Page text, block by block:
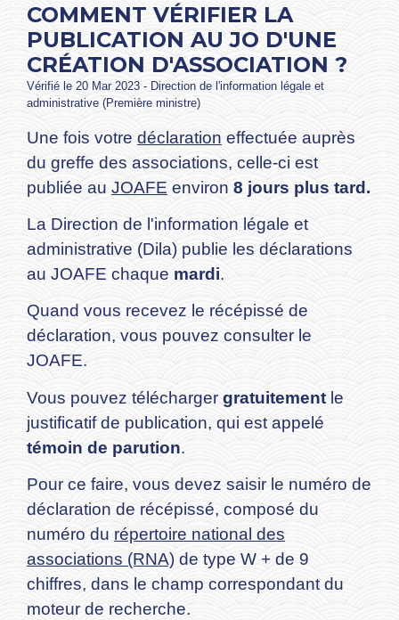
COMMENT VÉRIFIER LA
PUBLICATION AU JO D'UNE
CRÉATION D'ASSOCIATION ?
Vérifié le 20 Mar 2023 - Direction de l'information légale et
administrative (Première ministre)
Une fois votre déclaration effectuée auprès
du greffe des associations, celle-ci est
publiée au JOAFE environ 8 jours plus tard.
La Direction de l'information légale et
administrative (Dila) publie les déclarations
au JOAFE chaque mardi.
Quand vous recevez le récépissé de
déclaration, vous pouvez consulter le
JOAFE.
Vous pouvez télécharger gratuitement le
justificatif de publication, qui est appelé
témoin de parution.
Pour ce faire, vous devez saisir le numéro de
déclaration de récépissé, composé du
numéro du répertoire national des
associations (RNA) de type W + de 9
chiffres, dans le champ correspondant du
moteur de recherche.